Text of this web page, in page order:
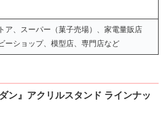
ア、スーパー（菓子売場）、家電量販店
ーショップ、模型店、専門店など
ン』アクリルスタンド ラインナッ